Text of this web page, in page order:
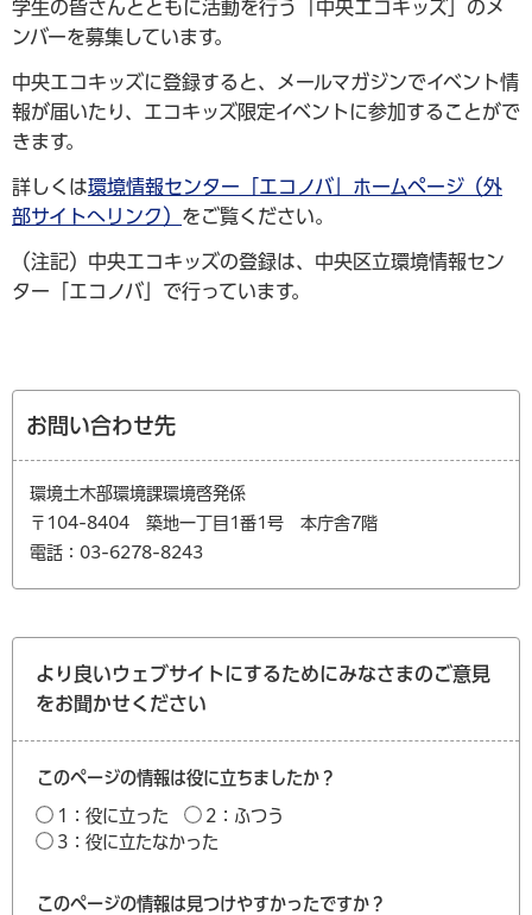
学生の皆さんとともに活動を行う「中央エコキッズ」のメ
ンバーを募集しています。
中央エコキッズに登録すると、メールマガジンでイベント情
報が届いたり、エコキッズ限定イベントに参加することがで
きます。
詳しくは環境情報センター「エコノバ」ホームページ（外
部サイトへリンク） をご覧ください。
（注記）中央エコキッズの登録は、中央区立環境情報セン
ター「エコノバ」で行っています。
お問い合わせ先
環境土木部環境課環境啓発係
〒104-8404 築地一丁目1番1号 本庁舎7階
電話：03-6278-8243
より良いウェブサイトにするためにみなさまのご意見
をお聞かせください
このページの情報は役に立ちましたか？
1：役に立った
2：ふつう
3：役に立たなかった
このページの情報は見つけやすかったですか？